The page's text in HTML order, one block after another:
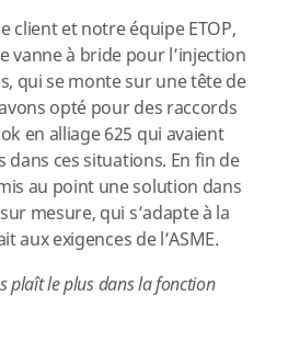
client et notre équipe ETOP,
vanne à bride pour l’injection
qui se monte sur une tête de
opté pour des raccords
en alliage 625 qui avaient
dans ces situations. En fin de
au point une solution dans
mesure, qui s’adapte à la
aux exigences de l’ASME.
plaît le plus dans la fonction